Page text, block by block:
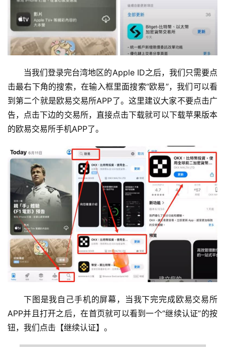
当我们登录完台湾地区的Apple ID之后，我们只需要点
击最右下角的搜索，在输入框里面搜索“欧易”，我们可以看
到第二个就是欧易交易所APP了。这里建议大家不要点击广
告，点击下边的交易所，直接点击下载就可以下载苹果版本
的欧易交易所手机APP了。
下图是我自己手机的屏幕，当我下完完成欧易交易所
APP并且打开之后，在首页就可以看到一个“继续认证”的按
钮，我们点击【继续认证】。